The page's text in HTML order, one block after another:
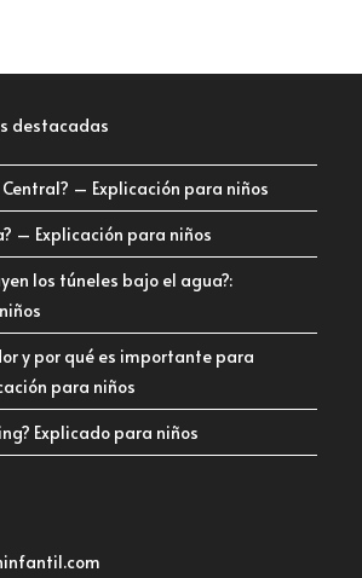
destacadas
Central? – Explicación para niños
– Explicación para niños
los túneles bajo el agua?:
y por qué es importante para
para niños
Explicado para niños